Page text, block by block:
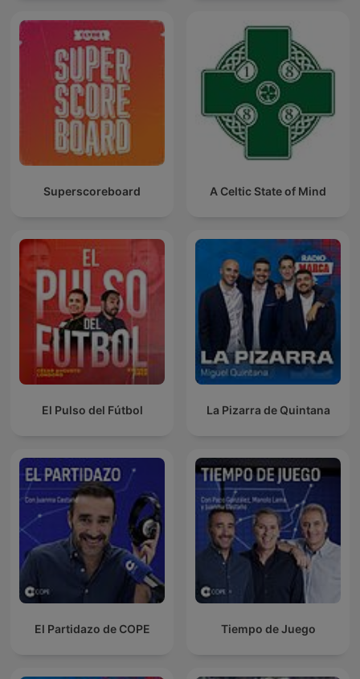
Superscoreboard A Celtic State of Mind
El Pulso del Fútbol La Pizarra de Quintana
El Partidazo de COPE Tiempo de Juego